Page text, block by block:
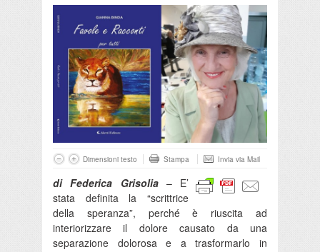
Dimensioni testo Stampa Invia via Mail
di Federica Grisolia– E’
stata definita la “scrittrice
della speranza”, perché è riuscita ad
interiorizzare il dolore causato da una
separazione dolorosa e a trasformarlo in